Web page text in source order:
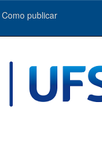
Como publicar